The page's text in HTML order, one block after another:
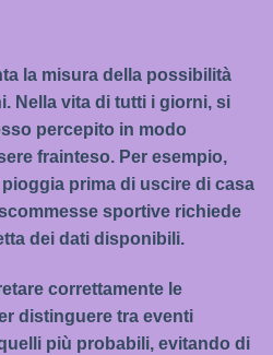
la misura della possibilità
Nella vita di tutti i giorni, si
percepito in modo
frainteso. Per esempio,
prima di uscire di casa
sportive richiede
dei dati disponibili.
correttamente le
distinguere tra eventi
più probabili, evitando di